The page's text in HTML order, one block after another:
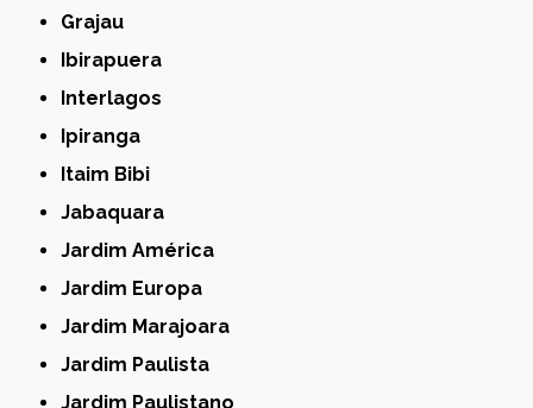
Grajau
Ibirapuera
Interlagos
Ipiranga
Itaim Bibi
Jabaquara
Jardim América
Jardim Europa
Jardim Marajoara
Jardim Paulista
Jardim Paulistano